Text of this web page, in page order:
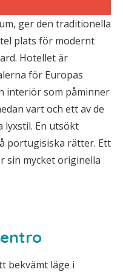
ger den traditionella
plats för modernt
Hotellet är
för Europas
interiör som påminner
vart och ett av de
lyxstil. En utsökt
portugisiska rätter. Ett
sin mycket originella
bekvämt läge i